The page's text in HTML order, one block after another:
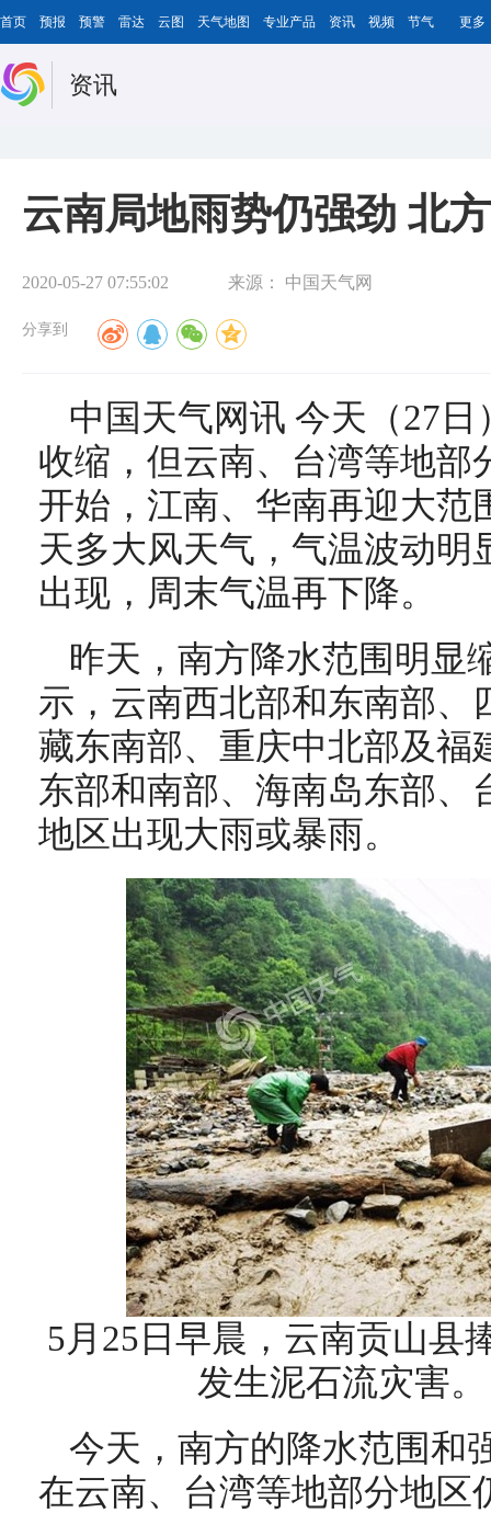
首页 预报 预警 雷达 云图 天气地图 专业产品 资讯 视频 节气 更多
资讯
云南局地雨势仍强劲 北
2020-05-27 07:55:02 来源： 中国天气网
分享到
中国天气网讯 今天（27
收缩，但云南、台湾等地部
开始，江南、华南再迎大范
天多大风天气，气温波动明
出现，周末气温再下降。
昨天，南方降水范围明显
示，云南西北部和东南部、
藏东南部、重庆中北部及福
东部和南部、海南岛东部、
地区出现大雨或暴雨。
5月25日早晨，云南贡山县
发生泥石流灾害
今天，南方的降水范围和
在云南、台湾等地部分地区